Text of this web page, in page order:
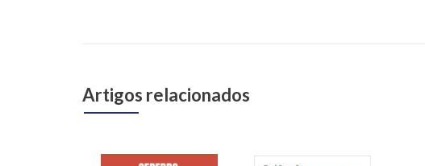
Artigos relacionados